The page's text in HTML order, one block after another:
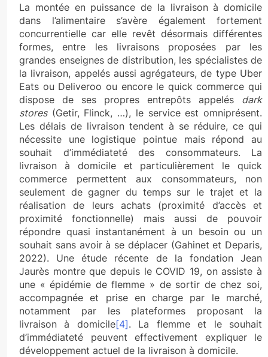
La montée en puissance de la livraison à domicile
dans l’alimentaire s’avère également fortement
concurrentielle car elle revêt désormais différentes
formes, entre les livraisons proposées par les
grandes enseignes de distribution, les spécialistes de
la livraison, appelés aussi agrégateurs, de type Uber
Eats ou Deliveroo ou encore le quick commerce qui
dispose de ses propres entrepôts appelés dark
stores(Getir, Flinck, …), le service est omniprésent.
Les délais de livraison tendent à se réduire, ce qui
nécessite une logistique pointue mais répond au
souhait d’immédiateté des consommateurs. La
livraison à domicile et particulièrement le quick
commerce permettent aux consommateurs, non
seulement de gagner du temps sur le trajet et la
réalisation de leurs achats (proximité d’accès et
proximité fonctionnelle) mais aussi de pouvoir
répondre quasi instantanément à un besoin ou un
souhait sans avoir à se déplacer (Gahinet et Deparis,
2022). Une étude récente de la fondation Jean
Jaurès montre que depuis le COVID 19, on assiste à
une « épidémie de flemme » de sortir de chez soi,
accompagnée et prise en charge par le marché,
notamment par les plateformes proposant la
livraison à domicile[4]. La flemme et le souhait
d’immédiateté peuvent effectivement expliquer le
développement actuel de la livraison à domicile.